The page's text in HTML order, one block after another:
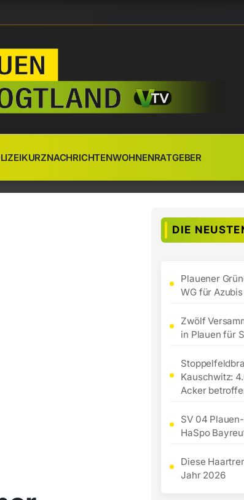
KURZNACHRICHTENWOHNENRATGEBER
DIE
Plauener
WG für
Zwölf
in Plauen für
Kauschwitz:
Acker
SV 04
HaSpo
Diese
Jahr 2026